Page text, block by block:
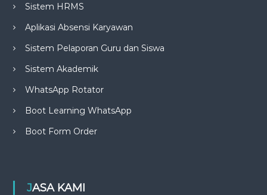
Sistem HRMS
Aplikasi Absensi Karyawan
Sistem Pelaporan Guru dan Siswa
Sistem Akademik
WhatsApp Rotator
Boot Learning WhatsApp
Boot Form Order
JASA KAMI